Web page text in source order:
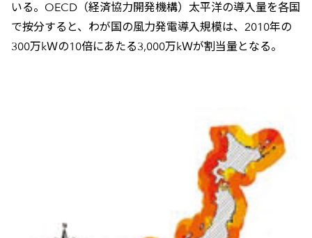
いる。OECD（経済協力開発機構）太平洋の導入量を各国
で按分すると、わが国の風力発電導入規模は、2010年の
300万kＷの10倍にあたる3,000万kＷが割当量となる。